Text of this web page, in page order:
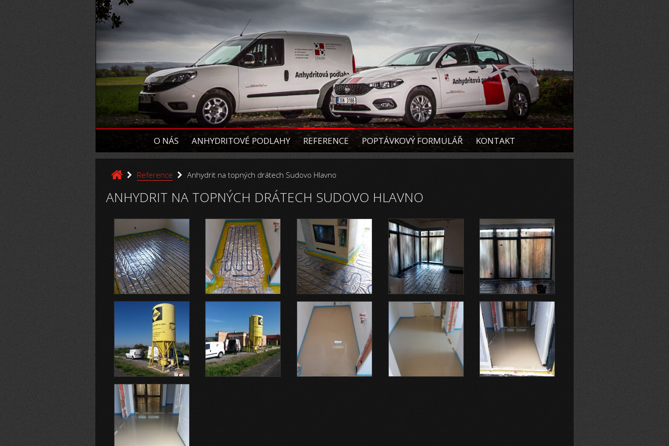
O NÁS ANHYDRITOVÉ PODLAHY REFERENCE POPTÁVKOVÝ FORMULÁŘ KONTAKT
Reference Anhydrit na topných drátech Sudovo Hlavno
ANHYDRIT NA TOPNÝCH DRÁTECH SUDOVO HLAVNO